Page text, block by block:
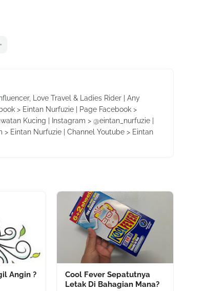
Love Travel & Ladies Rider | Any
> Eintan Nurfuzie | Page Facebook >
Kucing | Instagram > @eintan_nurfuzie |
Eintan Nurfuzie | Channel Youtube > Eintan
Angin ?
Cool Fever Sepatutnya
Letak Di Bahagian Mana?